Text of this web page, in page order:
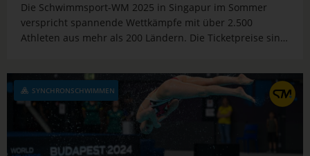
Die Schwimmsport-WM 2025 in Singapur im Sommer
verspricht spannende Wettkämpfe mit über 2.500
Athleten aus mehr als 200 Ländern. Die Ticketpreise sind
SYNCHRONSCHWIMMEN